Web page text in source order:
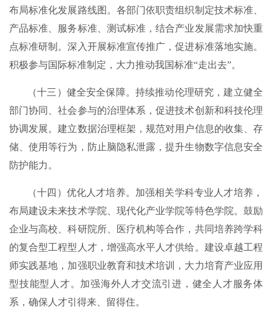
布局标准化发展路线图。各部门依职责组织制定技术标准、
产品标准、服务标准、测试标准，结合产业发展需求加快重
点标准研制。深入开展标准宣传推广，促进标准落地实施。
积极参与国际标准制定，大力推动我国标准“走出去”。
（十三）健全安全保障。持续推动伦理研究，建立健全
部门协同、社会参与的治理体系，促进技术创新和科技伦理
协调发展。建立数据治理框架，规范对用户信息的收集、存
储、使用等行为，防止脑隐私泄露，提升生物数字信息安全
防护能力。
（十四）优化人才培养。加强相关学科专业人才培养，
布局建设未来技术学院、现代化产业学院等特色学院。鼓励
企业与高校、科研院所、医疗机构等合作，共同培养跨学科
的复合型工程型人才，增强高水平人才供给。建设卓越工程
师实践基地，加强职业教育和技术培训，大力培育产业应用
型技能型人才。加强海外人才交流引进，健全人才服务体
系，确保人才引得来、留得住。